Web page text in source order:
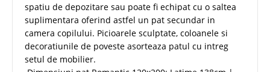
spatiu de depozitare sau poate fi echipat cu o saltea
suplimentara oferind astfel un pat secundar in
camera copilului. Picioarele sculptate, coloanele si
decoratiunile de poveste asorteaza patul cu intreg
setul de mobilier.